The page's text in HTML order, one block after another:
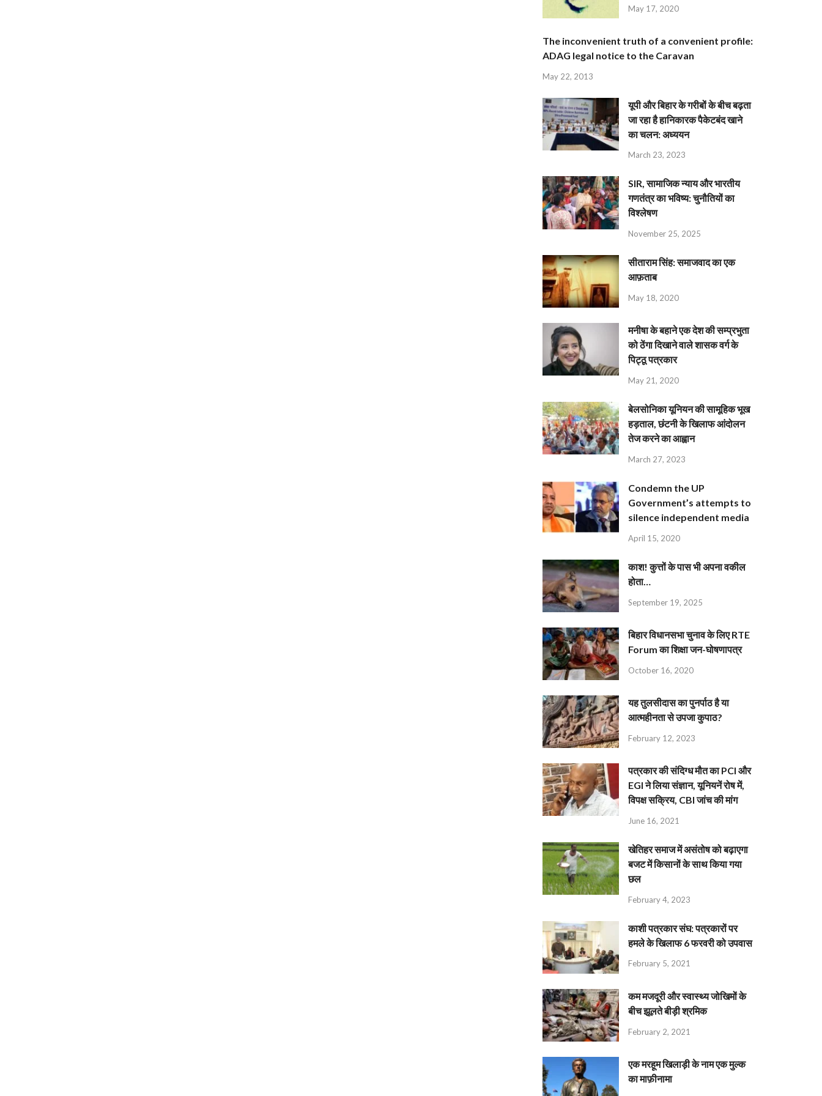
May 17, 2020
The inconvenient truth of a convenient profile:
ADAG legal notice to the Caravan
May 22, 2013
यूपी और बिहार के गरीबों के बीच बढ़ता
जा रहा है हानिकारक पैकेटबंद खाने
का चलन: अध्ययन
March 23, 2023
SIR, सामाजिक न्याय और भारतीय
गणतंत्र का भविष्य: चुनौतियों का
विश्लेषण
November 25, 2025
सीताराम सिंह: समाजवाद का एक
आफ़ताब
May 18, 2020
मनीषा के बहाने एक देश की सम्प्रभुता
को ठेंगा दिखाने वाले शासक वर्ग के
पिट्ठू पत्रकार
May 21, 2020
बेलसोनिका यूनियन की सामूहिक भूख
हड़ताल, छंटनी के खिलाफ आंदोलन
तेज करने का आह्वान
March 27, 2023
Condemn the UP
Government’s attempts to
silence independent media
April 15, 2020
काश! कुत्तों के पास भी अपना वकील
होता…
September 19, 2025
बिहार विधानसभा चुनाव के लिए RTE
Forum का शिक्षा जन-घोषणापत्र
October 16, 2020
यह तुलसीदास का पुनर्पाठ है या
आत्महीनता से उपजा कुपाठ?
February 12, 2023
पत्रकार की संदिग्ध मौत का PCI और
EGI ने लिया संज्ञान, यूनियनें रोष में,
विपक्ष सक्रिय, CBI जांच की मांग
June 16, 2021
खेतिहर समाज में असंतोष को बढ़ाएगा
बजट में किसानों के साथ किया गया
छल
February 4, 2023
काशी पत्रकार संघ: पत्रकारों पर
हमले के खिलाफ 6 फरवरी को उपवास
February 5, 2021
कम मजदूरी और स्वास्थ्य जोखिमों के
बीच झूलते बीड़ी श्रमिक
February 2, 2021
एक मरहूम खिलाड़ी के नाम एक मुल्क
का माफ़ीनामा